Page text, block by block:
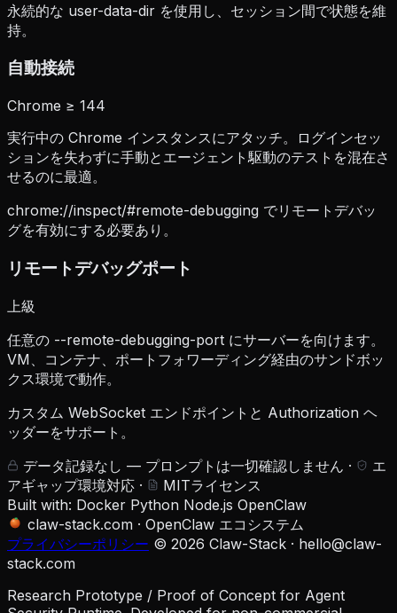
永続的な user-data-dir を使用し、セッション間で状態を維
持。
自動接続
Chrome ≥ 144
実行中の Chrome インスタンスにアタッチ。ログインセッ
ションを失わずに手動とエージェント駆動のテストを混在さ
せるのに最適。
chrome://inspect/#remote-debugging でリモートデバッ
グを有効にする必要あり。
リモートデバッグポート
上級
任意の --remote-debugging-port にサーバーを向けます。
VM、コンテナ、ポートフォワーディング経由のサンドボッ
クス環境で動作。
カスタム WebSocket エンドポイントと Authorization ヘ
ッダーをサポート。
データ記録なし — プロンプトは一切確認しません ·
エ
アギャップ環境対応 ·
MITライセンス
Built with: Docker Python Node.js OpenClaw
claw-stack.com · OpenClaw エコシステム
プライバシーポリシー © 2026 Claw-Stack · hello@claw-
stack.com
Research Prototype / Proof of Concept for Agent